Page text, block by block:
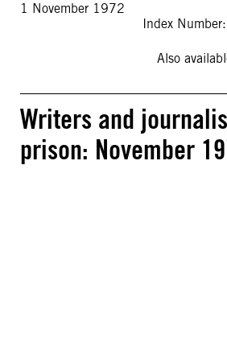
1 November 1972
Index
Also
Writers and
prison: November